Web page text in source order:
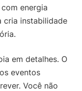
energia
cria instabilidade
em detalhes. O
eventos
Você não